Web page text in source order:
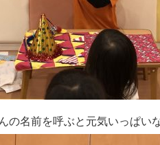
の名前を呼ぶと元気いっぱい